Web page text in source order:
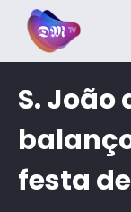
S. João
festa
Painel de